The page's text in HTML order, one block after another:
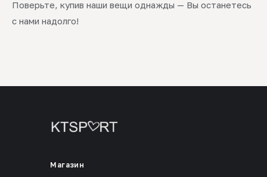
Поверьте, купив наши вещи однажды — Вы останетесь
с нами надолго!
Магазин